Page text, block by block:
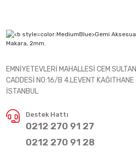
EMNİYETEVLERİ MAHALLESİ CEM SULTAN
CADDESİ NO:16/B 4.LEVENT KAĞITHANE
İSTANBUL
Destek Hattı
0212 270 91 27
0212 270 91 28